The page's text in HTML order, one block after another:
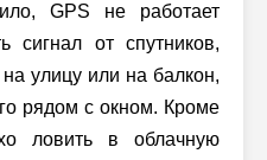
GPS не работает
от спутников,
улицу или на балкон,
рядом с окном. Кроме
ловить в облачную